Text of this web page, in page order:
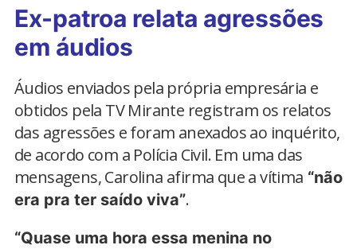
Ex-patroa relata agressões
em áudios
Áudios enviados pela própria empresária e
obtidos pela TV Mirante registram os relatos
das agressões e foram anexados ao inquérito,
de acordo com a Polícia Civil. Em uma das
mensagens, Carolina afirma que a vítima “não
era pra ter saído viva”.
“Quase uma hora essa menina no